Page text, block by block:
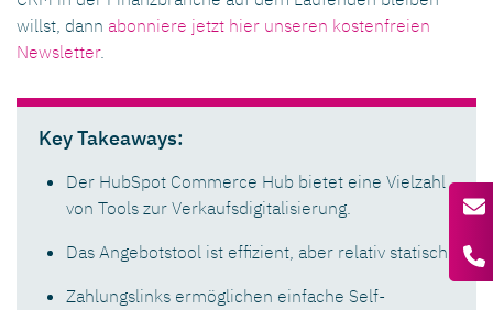
willst, dann abonniere jetzt hier unseren kostenfreien
Newsletter.
Key Takeaways:
Der HubSpot Commerce Hub bietet eine Vielzahl
von Tools zur Verkaufsdigitalisierung.
Das Angebotstool ist effizient, aber relativ statisch.
Zahlungslinks ermöglichen einfache Self-